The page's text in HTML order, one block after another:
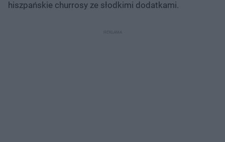
hiszpańskie churrosy ze słodkimi dodatkami.